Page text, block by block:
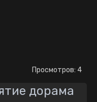
Просмотров: 4
дорама